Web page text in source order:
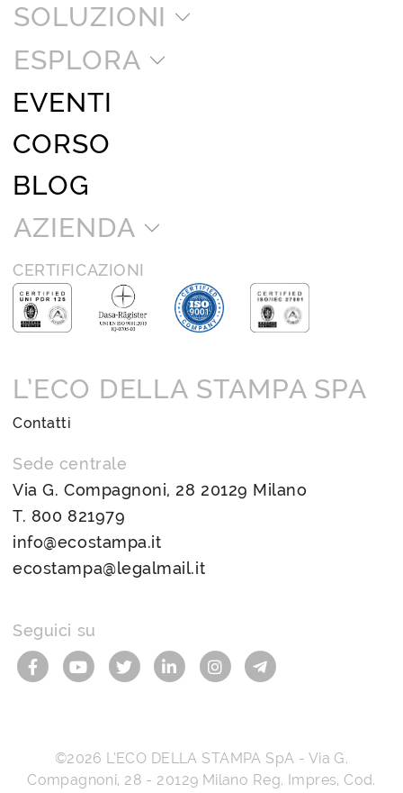
SOLUZIONI
ESPLORA
EVENTI
CORSO
BLOG
AZIENDA
CERTIFICAZIONI
L’ECO DELLA STAMPA SPA
Contatti
Sede centrale
Via G. Compagnoni, 28 20129 Milano
T. 800 821979
info@ecostampa.it
ecostampa@legalmail.it
Seguici su
©2026 L’ECO DELLA STAMPA SpA - Via G.
Compagnoni, 28 - 20129 Milano Reg. Impres, Cod.